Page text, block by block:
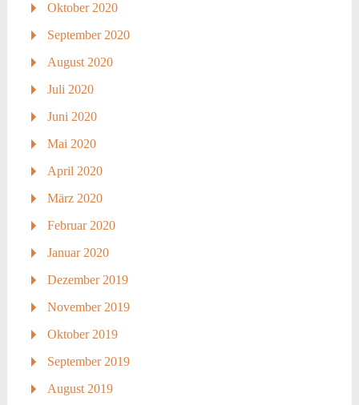
Oktober 2020
September 2020
August 2020
Juli 2020
Juni 2020
Mai 2020
April 2020
März 2020
Februar 2020
Januar 2020
Dezember 2019
November 2019
Oktober 2019
September 2019
August 2019